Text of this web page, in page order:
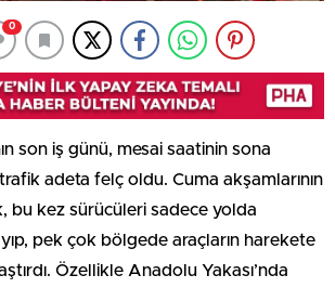
0
son iş günü, mesai saatinin sona
adeta felç oldu. Cuma akşamlarının
bu kez sürücüleri sadece yolda
pek çok bölgede araçların harekete
Özellikle Anadolu Yakası’nda